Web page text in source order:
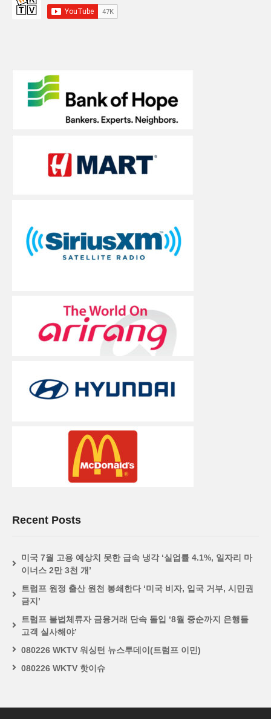
Recent Posts
미국 7월 고용 예상치 못한 급속 냉각 ‘실업률 4.1%, 일자리 마
이너스 2만 3천 개’
트럼프 원정 출산 원천 봉쇄한다 ‘미국 비자, 입국 거부, 시민권
금지’
트럼프 불법체류자 금융거래 단속 돌입 ‘8월 중순까지 은행들
고객 실사해야’
080226 WKTV 워싱턴 뉴스투데이(트럼프 이민)
080226 WKTV 핫이슈